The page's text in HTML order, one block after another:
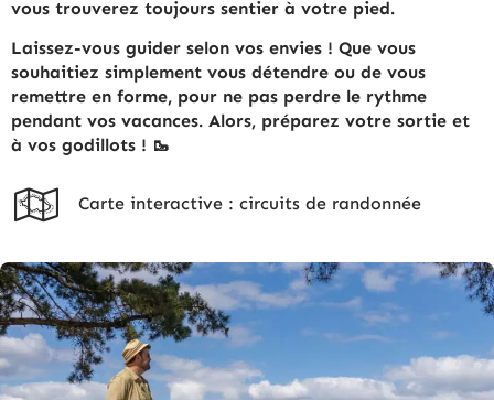
vous trouverez toujours sentier à votre pied.
Laissez-vous guider selon vos envies ! Que vous
souhaitiez simplement vous détendre ou de vous
remettre en forme, pour ne pas perdre le rythme
pendant vos vacances. Alors, préparez votre sortie et
à vos godillots ! 🥾
Carte interactive : circuits de randonnée